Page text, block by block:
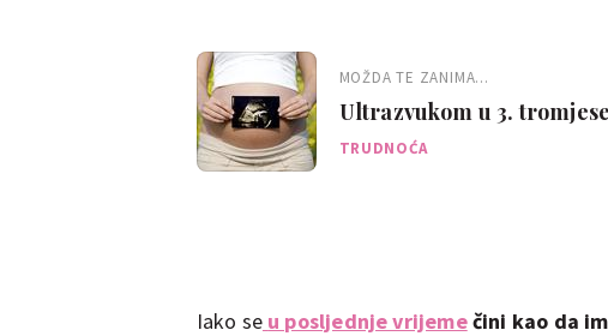
MOŽDA TE ZANIMA...
Ultrazvukom u 3.
TRUDNOĆA
Iako se u posljednje vrijemečini kao da